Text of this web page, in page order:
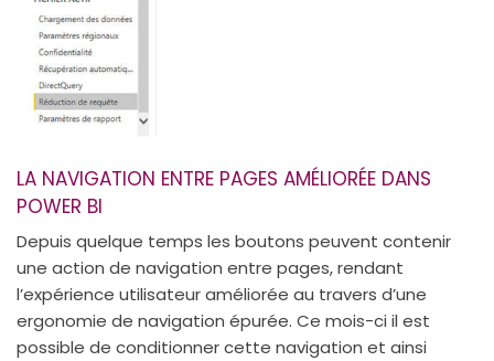
LA NAVIGATION ENTRE PAGES AMÉLIORÉE DANS
POWER BI
Depuis quelque temps les boutons peuvent contenir
une action de navigation entre pages, rendant
l’expérience utilisateur améliorée au travers d’une
ergonomie de navigation épurée. Ce mois-ci il est
possible de conditionner cette navigation et ainsi